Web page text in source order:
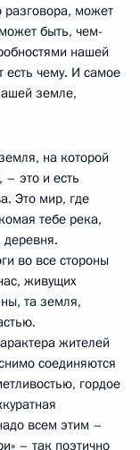
разговора, может
быть, чем-
нашей
есть чему. И самое
земле,
на которой
– это и есть
Это мир, где
тебе река,
деревня.
во все стороны
живущих
та земля,
жителей
соединяются
гордое
всем этим –
– так поэтично